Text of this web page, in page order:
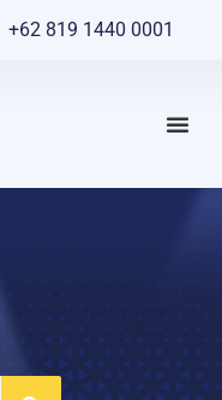
+62 819 1440 0001